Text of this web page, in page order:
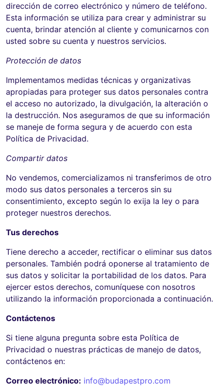
dirección de correo electrónico y número de teléfono.
Esta información se utiliza para crear y administrar su
cuenta, brindar atención al cliente y comunicarnos con
usted sobre su cuenta y nuestros servicios.
Protección de datos
Implementamos medidas técnicas y organizativas
apropiadas para proteger sus datos personales contra
el acceso no autorizado, la divulgación, la alteración o
la destrucción. Nos aseguramos de que su información
se maneje de forma segura y de acuerdo con esta
Política de Privacidad.
Compartir datos
No vendemos, comercializamos ni transferimos de otro
modo sus datos personales a terceros sin su
consentimiento, excepto según lo exija la ley o para
proteger nuestros derechos.
Tus derechos
Tiene derecho a acceder, rectificar o eliminar sus datos
personales. También podrá oponerse al tratamiento de
sus datos y solicitar la portabilidad de los datos. Para
ejercer estos derechos, comuníquese con nosotros
utilizando la información proporcionada a continuación.
Contáctenos
Si tiene alguna pregunta sobre esta Política de
Privacidad o nuestras prácticas de manejo de datos,
contáctenos en:
Correo electrónico: info@budapestpro.com